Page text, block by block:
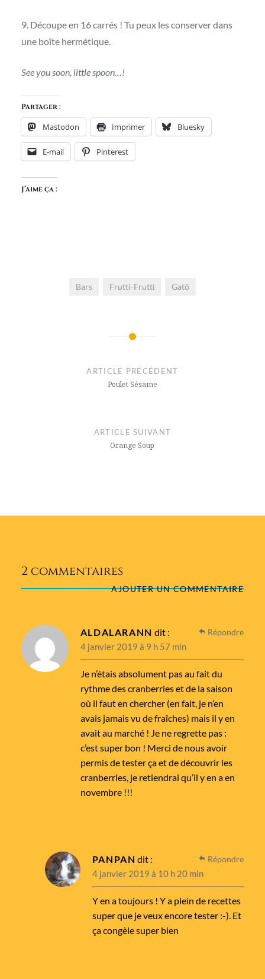
9. Découpe en 16 carrés ! Tu peux les conserver dans
une boîte hermétique.
See you soon, little spoon…!
Partager :
Mastodon Imprimer Bluesky
E-mail Pinterest
J’aime ça :
Bars Frutti-Frutti Gatô
ARTICLE PRÉCÉDENT
Poulet Sésame
ARTICLE SUIVANT
Orange Soup
2 commentaires
AJOUTER UN COMMENTAIRE
ALDALARANN dit :
4 janvier 2019 à 9 h 57 min
Je n’étais absolument pas au fait du
rythme des cranberries et de la saison
où il faut en chercher (en fait, je n’en
avais jamais vu de fraîches) mais il y en
avait au marché ! Je ne regrette pas :
c’est super bon ! Merci de nous avoir
permis de tester ça et de découvrir les
cranberries, je retiendrai qu’il y en a en
novembre !!!
Répondre
PANPAN dit :
4 janvier 2019 à 10 h 20 min
Y en a toujours ! Y a plein de recettes
super que je veux encore tester :-). Et
ça congèle super bien
Répondre